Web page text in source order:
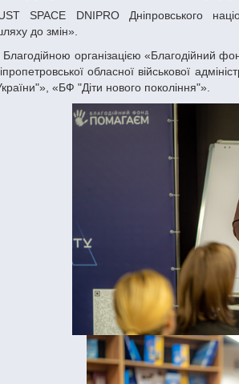
до змін».
обласної військової
«БФ "Діти нового покоління"».